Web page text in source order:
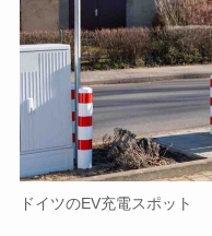
ドイツのEV充電スポット